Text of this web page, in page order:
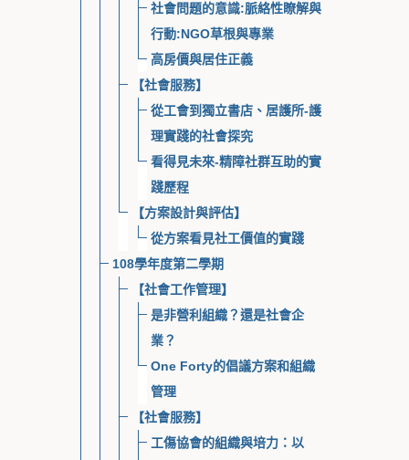
社會問題的意識:脈絡性瞭解與
行動:NGO草根與專業
高房價與居住正義
【社會服務】
從工會到獨立書店、居護所-護
理實踐的社會探究
看得見未來-精障社群互助的實
踐歷程
【方案設計與評估】
從方案看見社工價值的實踐
108學年度第二學期
【社會工作管理】
是非營利組織？還是社會企
業？
One Forty的倡議方案和組織
管理
【社會服務】
工傷協會的組織與培力：以